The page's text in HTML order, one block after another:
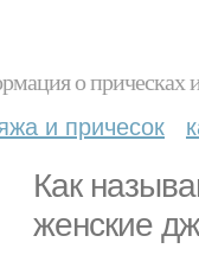
о прическах
и причесок
Как
женские